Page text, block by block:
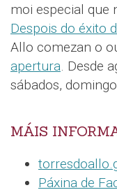
moi especial que
Despois do éxito
Allo comezan o
apertura. Desde
sábados,
MÁIS
Páxina de